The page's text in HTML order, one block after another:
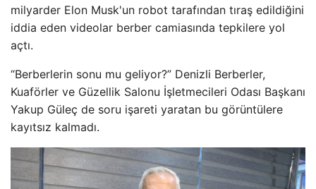
milyarder Elon Musk'un robot tarafından tıraş edildiğini
iddia eden videolar berber camiasında tepkilere yol
açtı.
“Berberlerin sonu mu geliyor?” Denizli Berberler,
Kuaförler ve Güzellik Salonu İşletmecileri Odası Başkanı
Yakup Güleç de soru işareti yaratan bu görüntülere
kayıtsız kalmadı.